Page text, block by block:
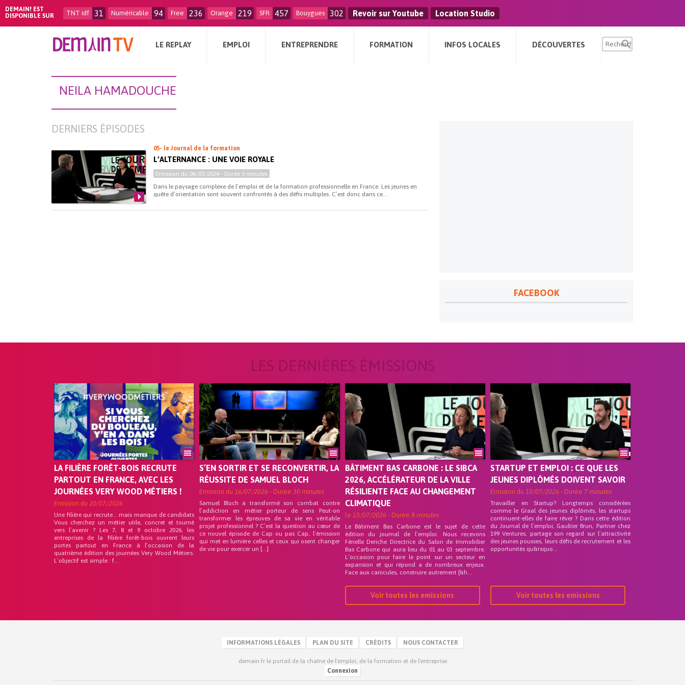
DEMAIN! EST
DISPONIBLE SUR
TNT idf 31 Numéricable 94 Free 236 Orange 219 SFR 457 Bouygues 302 Revoir sur Youtube Location Studio
LE REPLAY EMPLOI ENTREPRENDRE FORMATION INFOS LOCALES DÉCOUVERTES
NEILA HAMADOUCHE
DERNIERS ÉPISODES
05- le Journal de la formation
L’ALTERNANCE : UNE VOIE ROYALE
Emission du 06/03/2024 - Durée 5 minutes
Dans le paysage complexe de l’emploi et de la formation professionnelle en France. Les jeunes en
quête d’orientation sont souvent confrontés à des défis multiples. C’est donc dans ce...
FACEBOOK
LES DERNIÈRES ÉMISSIONS
LA FILIÈRE FORÊT-BOIS RECRUTE
PARTOUT EN FRANCE, AVEC LES
JOURNÉES VERY WOOD MÉTIERS !
Emission du 20/07/2026
Une filière qui recrute… mais manque de candidats
Vous cherchez un métier utile, concret et tourné
vers l’avenir ? Les 7, 8 et 9 octobre 2026, les
entreprises de la filière forêt-bois ouvrent leurs
portes partout en France à l’occasion de la
quatrième édition des journées Very Wood Métiers.
L’objectif est simple : f...
S’EN SORTIR ET SE RECONVERTIR, LA
RÉUSSITE DE SAMUEL BLOCH
Emission du16/07/2026 - Durée30 minutes
Samuel Bloch a transformé son combat contre
l’addiction en métier porteur de sens Peut-on
transformer les épreuves de sa vie en véritable
projet professionnel ? C’est la question au cœur de
ce nouvel épisode de Cap ou pas Cap, l’émission
qui met en lumière celles et ceux qui osent changer
de vie pour exercer un […]
BÂTIMENT BAS CARBONE : LE SIBCA
2026, ACCÉLÉRATEUR DE LA VILLE
RÉSILIENTE FACE AU CHANGEMENT
CLIMATIQUE
le 15/07/2026 - Durée 8 minutes
Le Bâtiment Bas Carbone est le sujet de cette
édition du journal de l’emploi. Nous recevons
Férielle Deriche Directrice du Salon de Immobilier
Bas Carbone qui aura lieu du 01 au 03 septembre.
L’occasion pour faire le point sur un secteur en
expansion et qui répond a de nombreux enjeux.
Face aux canicules, construire autrement [&h...
Voir toutes les emissions
STARTUP ET EMPLOI : CE QUE LES
JEUNES DIPLÔMÉS DOIVENT SAVOIR
Emission du 10/07/2026 - Durée 7 minutes
Travailler en Startup? Longtemps considérées
comme le Graal des jeunes diplômés, les startups
continuent-elles de faire rêver ? Dans cette édition
du Journal de l’emploi, Gaultier Brun, Partner chez
199 Ventures, partage son regard sur l’attractivité
des jeunes pousses, leurs défis de recrutement et les
opportunités qu&rsquo...
Voir toutes les emissions
INFORMATIONS LÉGALES PLAN DU SITE CRÉDITS NOUS CONTACTER
demain.fr le portail de la chaîne de l'emploi, de la formation et de l'entreprise
Connexion